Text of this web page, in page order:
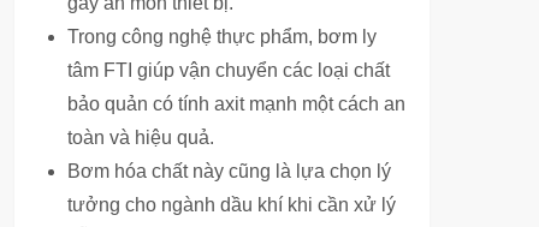
Trong công nghệ thực phẩm, bơm ly
tâm FTI giúp vận chuyển các loại chất
bảo quản có tính axit mạnh một cách an
toàn và hiệu quả.
Bơm hóa chất này cũng là lựa chọn lý
tưởng cho ngành dầu khí khi cần xử lý